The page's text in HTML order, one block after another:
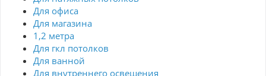
Для офиса
Для магазина
1,2 метра
Для гкл потолков
Для ванной
Для внутреннего освещения